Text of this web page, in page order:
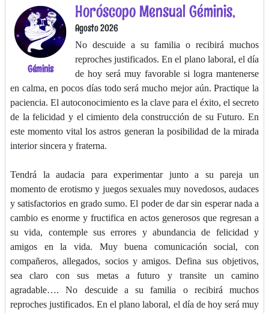
Géminis
Horóscopo Mensual Géminis,
Agosto 2026
No descuide a su familia o recibirá muchos
reproches justificados. En el plano laboral, el día
de hoy será muy favorable si logra mantenerse
en calma, en pocos días todo será mucho mejor aún. Practique la
paciencia. El autoconocimiento es la clave para el éxito, el secreto
de la felicidad y el cimiento dela construcción de su Futuro. En
este momento vital los astros generan la posibilidad de la mirada
interior sincera y fraterna.
Tendrá la audacia para experimentar junto a su pareja un
momento de erotismo y juegos sexuales muy novedosos, audaces
y satisfactorios en grado sumo. El poder de dar sin esperar nada a
cambio es enorme y fructifica en actos generosos que regresan a
su vida, contemple sus errores y abundancia de felicidad y
amigos en la vida. Muy buena comunicación social, con
compañeros, allegados, socios y amigos. Defina sus objetivos,
sea claro con sus metas a futuro y transite un camino
agradable…. No descuide a su familia o recibirá muchos
reproches justificados. En el plano laboral, el día de hoy será muy